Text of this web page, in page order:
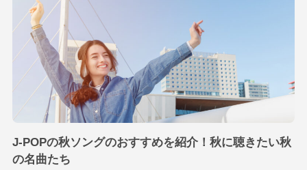
J-POPの秋ソングのおすすめを紹介！秋に聴きたい秋
の名曲たち